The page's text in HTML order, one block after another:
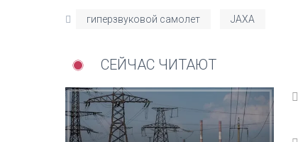
гиперзвуковой самолет JAXA
СЕЙЧАС ЧИТАЮТ